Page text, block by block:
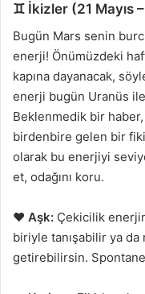
♊ İkizler (21 Mayıs
Bugün Mars senin
enerji! Önümüzdeki
kapına dayanacak,
enerji bugün Uranüs
Beklenmedik bir
birdenbire gelen bir
olarak bu enerjiyi
et, odağını koru.
❤️ Aşk: Çekicilik
biriyle tanışabilir ya
getirebilirsin.